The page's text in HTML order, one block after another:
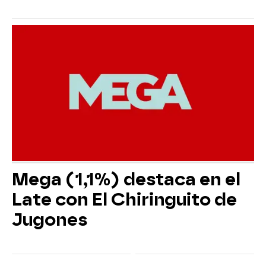
Mega (1,1%) destaca en el
Late con El Chiringuito de
Jugones